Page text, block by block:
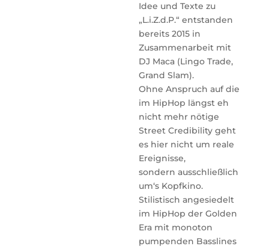
Idee und Texte zu
„L.i.Z.d.P.“ entstanden
bereits 2015 in
Zusammenarbeit mit
DJ Maca (Lingo Trade,
Grand Slam).
Ohne Anspruch auf die
im HipHop längst eh
nicht mehr nötige
Street Credibility geht
es hier nicht um reale
Ereignisse,
sondern ausschließlich
um‘s Kopfkino.
Stilistisch angesiedelt
im HipHop der Golden
Era mit monoton
pumpenden Basslines